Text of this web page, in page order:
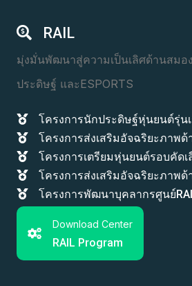
RAIL
มุ่งมั่นพัฒนาสู่ความเป็นเลิศด้านสม
ประดิษฐ์ และESPORTS
โครงการนักประดิษฐ์หุ่นยนต์รุ่น
โครงการส่งเสริมอัจฉริยะภาพ
โครงการเตรียมหุ่นยนต์รอบคัดเ
โครงการส่งเสริมอัจฉริยะภาพด้
โครงการพัฒนาบุคลากรศูนย์
Download Center
RAIL Program